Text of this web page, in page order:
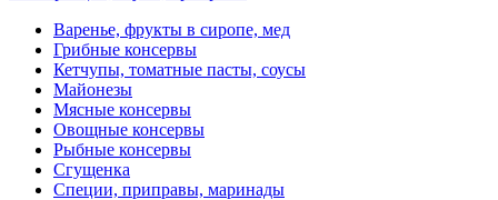
Варенье, фрукты в сиропе, мед
Грибные консервы
Кетчупы, томатные пасты, соусы
Майонезы
Мясные консервы
Овощные консервы
Рыбные консервы
Сгущенка
Специи, приправы, маринады